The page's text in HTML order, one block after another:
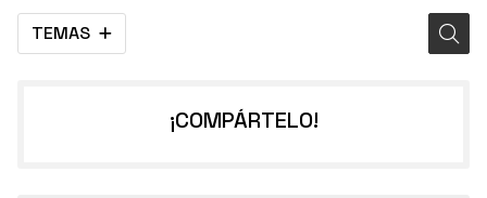
TEMAS
¡COMPÁRTELO!